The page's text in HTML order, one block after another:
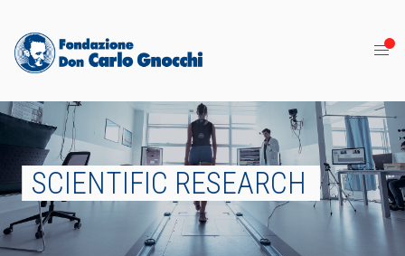
SCIENTIFIC RESEARCH